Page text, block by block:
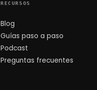
RECURSOS
Blog
Guías paso a paso
Podcast
Preguntas frecuentes